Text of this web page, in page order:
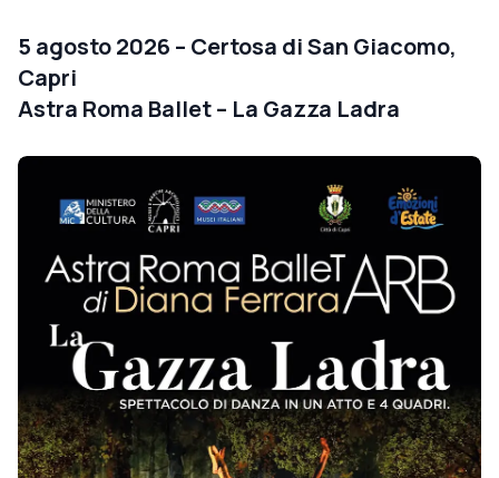
5 agosto 2026 – Certosa di San Giacomo,
Capri
Astra Roma Ballet – La Gazza Ladra